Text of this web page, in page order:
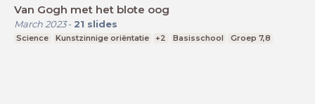
Van Gogh met het blote oog
March 2023- 21 slides
Science Kunstzinnige oriëntatie +2 Basisschool Groep 7,8